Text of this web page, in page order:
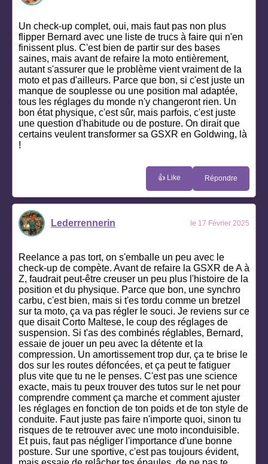
Un check-up complet, oui, mais faut pas non plus
flipper Bernard avec une liste de trucs à faire qui n'en
finissent plus. C'est bien de partir sur des bases
saines, mais avant de refaire la moto entièrement,
autant s'assurer que le problème vient vraiment de la
moto et pas d'ailleurs. Parce que bon, si c'est juste un
manque de souplesse ou une position mal adaptée,
tous les réglages du monde n'y changeront rien. Un
bon état physique, c'est sûr, mais parfois, c'est juste
une question d'habitude ou de posture. On dirait que
certains veulent transformer sa GSXR en Goldwing, là
!
👍 Like Répondre
Lederrennerin le 17 Février 2025
Reelance a pas tort, on s'emballe un peu avec le
check-up de compète. Avant de refaire la GSXR de A à
Z, faudrait peut-être creuser un peu plus l'histoire de la
position et du physique. Parce que bon, une synchro
carbu, c'est bien, mais si t'es tordu comme un bretzel
sur ta moto, ça va pas régler le souci. Je reviens sur ce
que disait Corto Maltese, le coup des réglages de
suspension. Si t'as des combinés réglables, Bernard,
essaie de jouer un peu avec la détente et la
compression. Un amortissement trop dur, ça te brise le
dos sur les routes défoncées, et ça peut te fatiguer
plus vite que tu ne le penses. C'est pas une science
exacte, mais tu peux trouver des tutos sur le net pour
comprendre comment ça marche et comment ajuster
les réglages en fonction de ton poids et de ton style de
conduite. Faut juste pas faire n'importe quoi, sinon tu
risques de te retrouver avec une moto inconduisible.
Et puis, faut pas négliger l'importance d'une bonne
posture. Sur une sportive, c'est pas toujours évident,